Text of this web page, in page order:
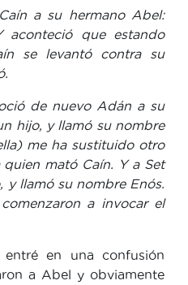
a su hermano Abel:
aconteció que estando
se levantó contra su
de nuevo Adán a su
hijo, y llamó su nombre
me ha sustituido otro
mató Caín. Y a Set
y llamó su nombre Enós.
a invocar el
en una confusión
a Abel y obviamente